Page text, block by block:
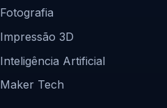
Fotografia
Impressão 3D
Inteligência Artificial
Maker Tech